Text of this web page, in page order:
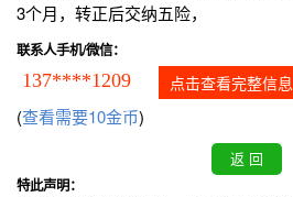
3个月，转正后交纳五险，
联系人手机/微信：
137****1209 点击查看完整信息
(查看需要10金币)
特此声明：